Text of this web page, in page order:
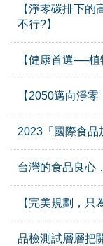
【淨零碳排下
不行?】
【健康首選──植
【2050邁向淨零
2023「國際食品
台灣的食品良心
【完美規劃，只
品檢測試層層把